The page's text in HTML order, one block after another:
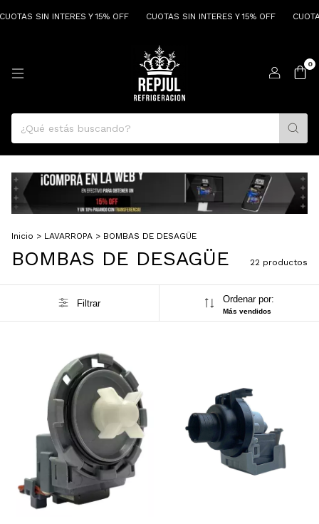
SIN INTERES Y 15% OFF CUOTAS SIN INTERES Y 15% OFF CUOTAS SIN
0
Inicio > LAVARROPA > BOMBAS DE DESAGÜE
BOMBAS DE DESAGÜE 22 productos
Filtrar Ordenar por:
Más vendidos